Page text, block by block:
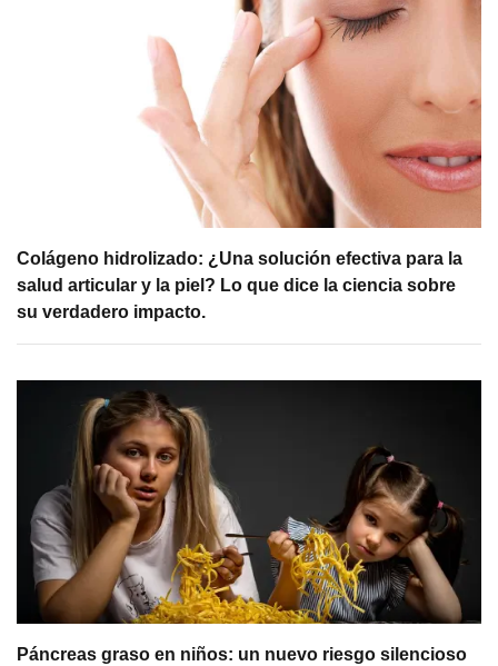
Colágeno hidrolizado: ¿Una solución efectiva para la
salud articular y la piel? Lo que dice la ciencia sobre
su verdadero impacto.
Páncreas graso en niños: un nuevo riesgo silencioso